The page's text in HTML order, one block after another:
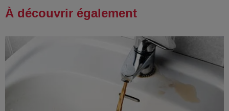
À découvrir également